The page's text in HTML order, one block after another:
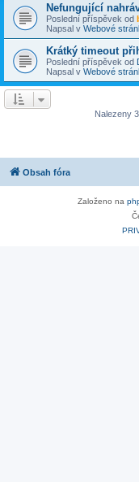
Nefungující
Poslední příspěvek od
Napsal v Webové
Krátký timeout
Poslední příspěvek od
Napsal v Webové
Nalezeny
Obsah fóra
Založeno na